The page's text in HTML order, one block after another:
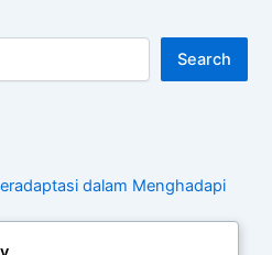
Search
dalam Menghadapi
yang Membantu